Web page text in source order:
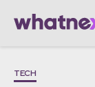
TECH